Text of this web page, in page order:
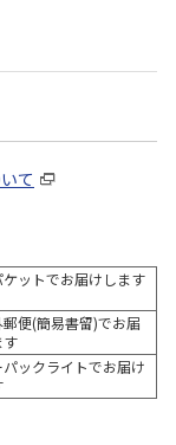
て
ケットでお届けします
郵便(簡易書留)でお届
す
パックライトでお届け